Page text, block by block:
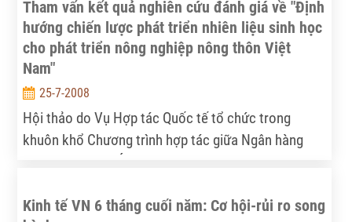
địa phương nhằm cung cấp các sản phẩm có chất
lượng cho Hà Nội và Vientiane.
Tham vấn kết quả nghiên cứu đánh giá về "Định
hướng chiến lược phát triển nhiên liệu sinh học
cho phát triển nông nghiệp nông thôn Việt
Nam"
25-7-2008
Hội thảo do Vụ Hợp tác Quốc tế tổ chức trong
khuôn khổ Chương trình hợp tác giữa Ngân hàng
Kinh tế VN 6 tháng cuối năm: Cơ hội-rủi ro song